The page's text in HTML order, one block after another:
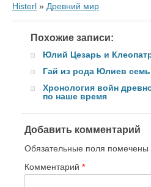
Histerl » Древний мир
Похожие записи:
Юлий Цезарь и
Гай из рода Юлиев
Хронология войн
по наше время
Добавить комментарий
Обязательные поля помечены
Комментарий *